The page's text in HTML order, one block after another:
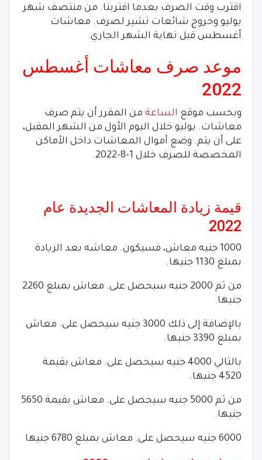
اقترب وقت الصرف بعدما اقتربنا. من منتصف شهر
يوليو وخروج شائعات تشير لصرف. معاشات
أغسطس قبل نهاية الشهر الجاري.
موعد صرف معاشات أغسطس
2022
وبحسب موقع الساعة من المقرر أن يتم صرف
معاشات. يوليو خلال اليوم الأول من الشهر المقبل،
على أن يتم. وضع أموال المعاشات داخل الأماكن
المخصصة للصرف خلال 1-8-2022.
قيمة زيادة المعاشات الجديدة عام
2022
1000 جنيه معاش، فسيكون. معاشه بعد الزيادة
بمبلغ 1130 جنيها.
من ثم 2000 جنيه سيحصل على. معاش بمبلغ 2260
جنيها.
بالإضافة إلى ذلك 3000 جنيه سيحصل على. معاش
بمبلغ 3390 جنيها.
بالتالي 4000 جنيه سيحصل على. معاش بقيمة
4520 جنيها.
من ثم 5000 جنيه سيحصل على. معاش بقيمة 5650
جنيها.
6000 جنيه سيحصل على. معاش بمبلغ 6780 جنيها